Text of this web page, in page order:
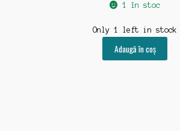
1 în stoc
Only 1 left in stock
Adaugă în coș